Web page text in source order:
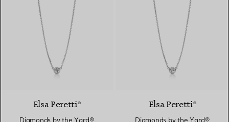
2 Materialien
Elsa Peretti®
Diamonds by the Yard®
Elsa Peretti®
Diamonds by the Yard®